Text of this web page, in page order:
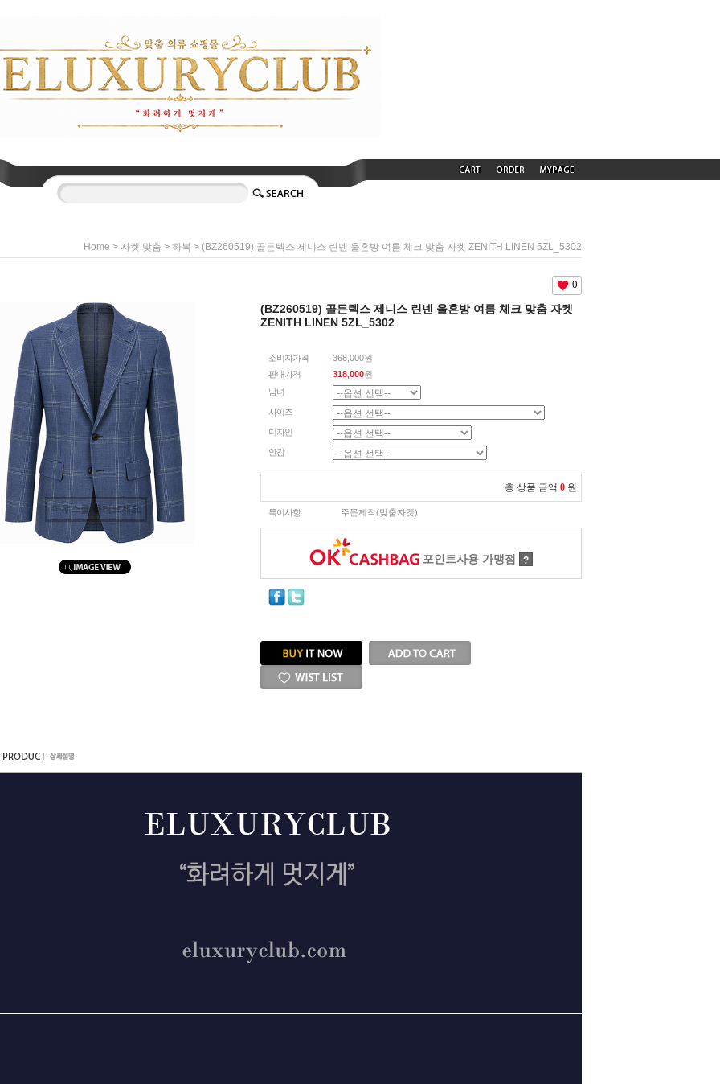
Home > 자켓 맞춤 > 하복 > (BZ260519) 골든텍스 제니스 린넨 울혼방 여름 체크 맞춤 자켓 ZENITH LINEN 5ZL_5302
마우스를 올려보세요
0
(BZ260519) 골든텍스 제니스 린넨 울혼방 여름 체크 맞춤 자켓
ZENITH LINEN 5ZL_5302
소비자가격
368,000원
판매가격
318,000원
남녀
사이즈
디자인
안감
총 상품 금액 0 원
특이사항 주문제작(맞춤자켓)
포인트사용 가맹점 ?